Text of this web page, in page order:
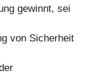
gewinnt, sei
von Sicherheit